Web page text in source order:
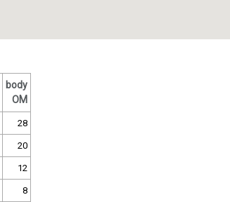
body
OM
28
20
12
8